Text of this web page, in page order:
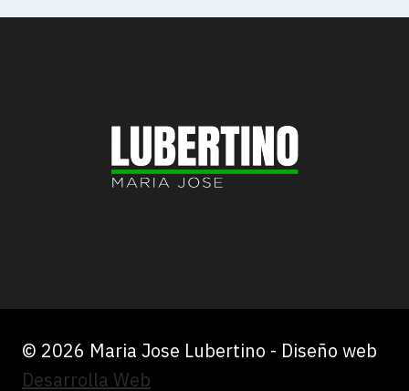
© 2026 Maria Jose Lubertino - Diseño web
Desarrolla Web